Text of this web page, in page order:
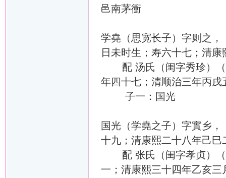
邑南茅衝
学堯（思宽长子）字则之
日未时生；寿六十七；清
配 汤氏（闺字秀珍）（
年四十七；清顺治三年丙戌
子一：国光
国光（学堯之子）字實乡
十九；清康熙二十八年己巳
配 张氏（闺字孝贞）（
一；清康熙三十四年乙亥三